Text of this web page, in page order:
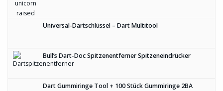
Universal-Dartschlüssel – Dart Multitool
Bull’s Dart-Doc Spitzenentferner Spitzeneindrücker
Dart Gummiringe Tool + 100 Stück Gummiringe 2BA